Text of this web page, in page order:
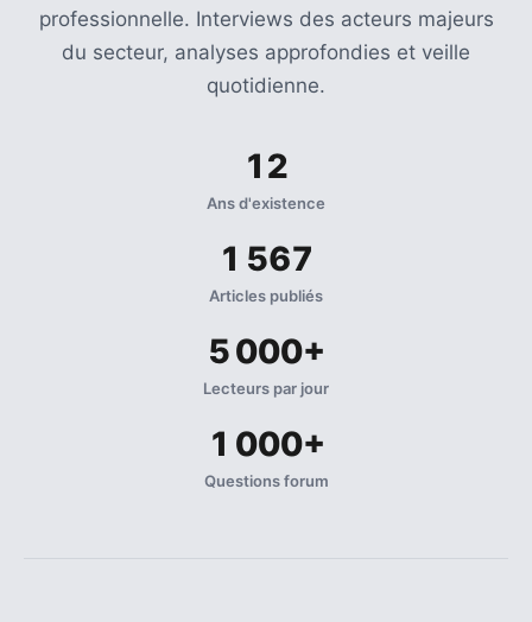
professionnelle. Interviews des acteurs majeurs
du secteur, analyses approfondies et veille
quotidienne.
12
Ans d'existence
1 567
Articles publiés
5 000+
Lecteurs par jour
1 000+
Questions forum